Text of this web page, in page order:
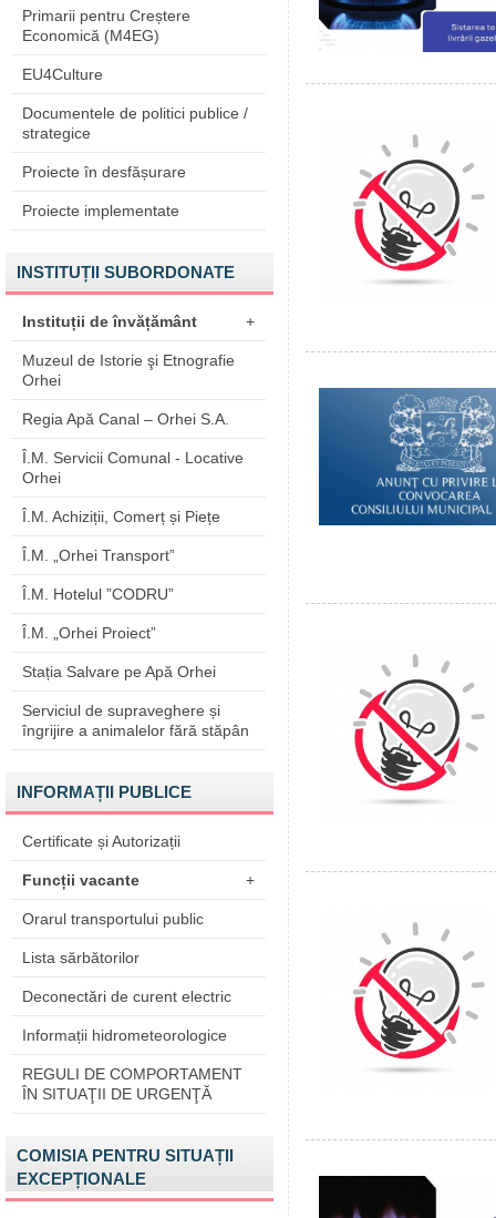
Primarii pentru Creștere
Economică (M4EG)
EU4Culture
Documentele de politici publice /
strategice
Proiecte în desfășurare
Proiecte implementate
INSTITUȚII SUBORDONATE
Instituții de învățământ +
Muzeul de Istorie şi Etnografie
Orhei
Regia Apă Canal – Orhei S.A.
Î.M. Servicii Comunal - Locative
Orhei
Î.M. Achiziții, Comerț și Piețe
Î.M. „Orhei Transport”
Î.M. Hotelul ”CODRU”
Î.M. „Orhei Proiect”
Stația Salvare pe Apă Orhei
Serviciul de supraveghere și
îngrijire a animalelor fără stăpân
INFORMAȚII PUBLICE
Certificate și Autorizații
Funcții vacante +
Orarul transportului public
Lista sărbătorilor
Deconectări de curent electric
Informații hidrometeorologice
REGULI DE COMPORTAMENT
ÎN SITUAŢII DE URGENŢĂ
COMISIA PENTRU SITUAȚII
EXCEPȚIONALE